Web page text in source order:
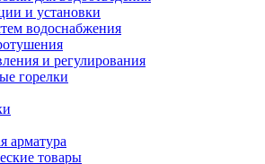
и установки
водоснабжения
и регулирования
горелки
арматура
товары